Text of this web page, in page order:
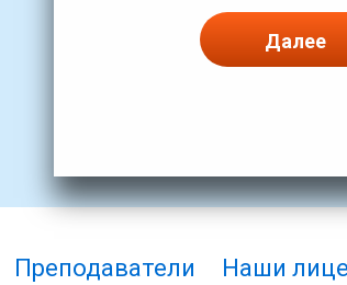
Далее
Преподаватели
Наши